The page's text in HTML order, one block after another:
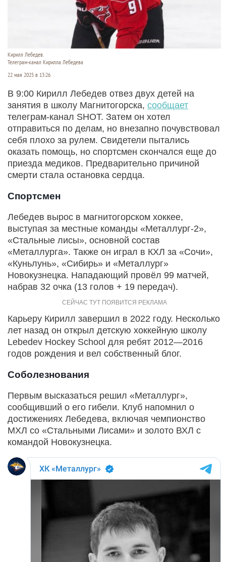
Кирилл Лебедев.
Телеграм-канал Кирилла Лебедева
22 мая 2025 в 13:26
В 9:00 Кирилл Лебедев отвез двух детей на
занятия в школу Магнитогорска, сообщает
телеграм-канал SHOT. Затем он хотел
отправиться по делам, но внезапно почувствовал
себя плохо за рулем. Свидетели пытались
оказать помощь, но спортсмен скончался еще до
приезда медиков. Предварительно причиной
смерти стала остановка сердца.
Спортсмен
Лебедев вырос в магнитогорском хоккее,
выступая за местные команды «Металлург-2»,
«Стальные лисы», основной состав
«Металлурга». Также он играл в КХЛ за «Сочи»,
«Куньлунь», «Сибирь» и «Металлург»
Новокузнецка. Нападающий провёл 99 матчей,
набрав 32 очка (13 голов + 19 передач).
Карьеру Кирилл завершил в 2022 году. Несколько
лет назад он открыл детскую хоккейную школу
Lebedev Hockey School для ребят 2012—2016
годов рождения и вел собственный блог.
Соболезнования
Первым высказаться решил «Металлург»,
сообщивший о его гибели. Клуб напомнил о
достижениях Лебедева, включая чемпионство
МХЛ со «Стальными Лисами» и золото ВХЛ с
командой Новокузнецка.